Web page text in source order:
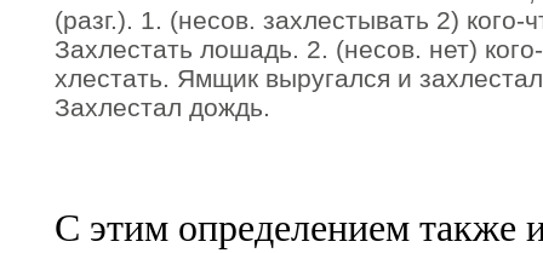
(разг.). 1. (несов. захлестывать 2) кого-
Захлестать лошадь. 2. (несов. нет)
хлестать. Ямщик выругался и
Захлестал дождь.
С этим определением также